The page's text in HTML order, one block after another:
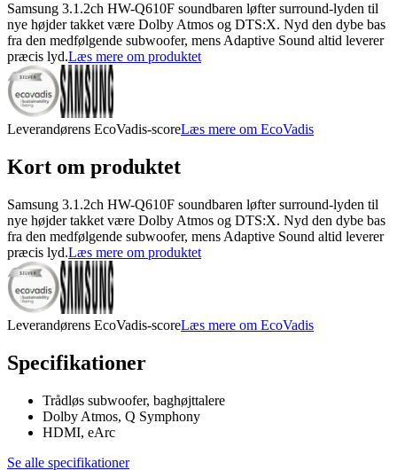
Samsung 3.1.2ch HW-Q610F soundbaren løfter surround-lyden til
nye højder takket være Dolby Atmos og DTS:X. Nyd den dybe bas
fra den medfølgende subwoofer, mens Adaptive Sound altid leverer
præcis lyd.Læs mere om produktet
Leverandørens EcoVadis-scoreLæs mere om EcoVadis
Kort om produktet
Samsung 3.1.2ch HW-Q610F soundbaren løfter surround-lyden til
nye højder takket være Dolby Atmos og DTS:X. Nyd den dybe bas
fra den medfølgende subwoofer, mens Adaptive Sound altid leverer
præcis lyd.Læs mere om produktet
Leverandørens EcoVadis-scoreLæs mere om EcoVadis
Specifikationer
Trådløs subwoofer, baghøjttalere
Dolby Atmos, Q Symphony
HDMI, eArc
Se alle specifikationer